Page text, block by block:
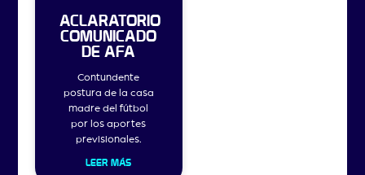
ACLARATORIO
COMUNICADO
DE AFA
Contundente
postura de la casa
madre del fútbol
por los aportes
previsionales.
LEER MÁS